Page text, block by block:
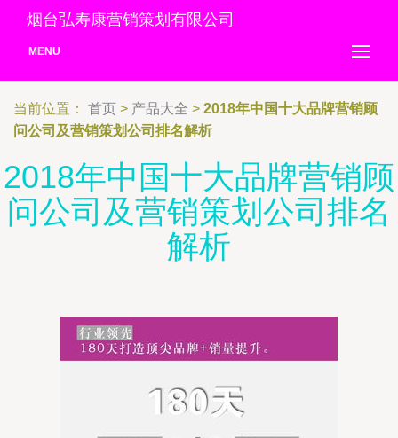
烟台弘寿康营销策划有限公司
MENU
当前位置： 首页 > 产品大全 > 2018年中国十大品牌营销顾
问公司及营销策划公司排名解析
2018年中国十大品牌营销顾
问公司及营销策划公司排名
解析